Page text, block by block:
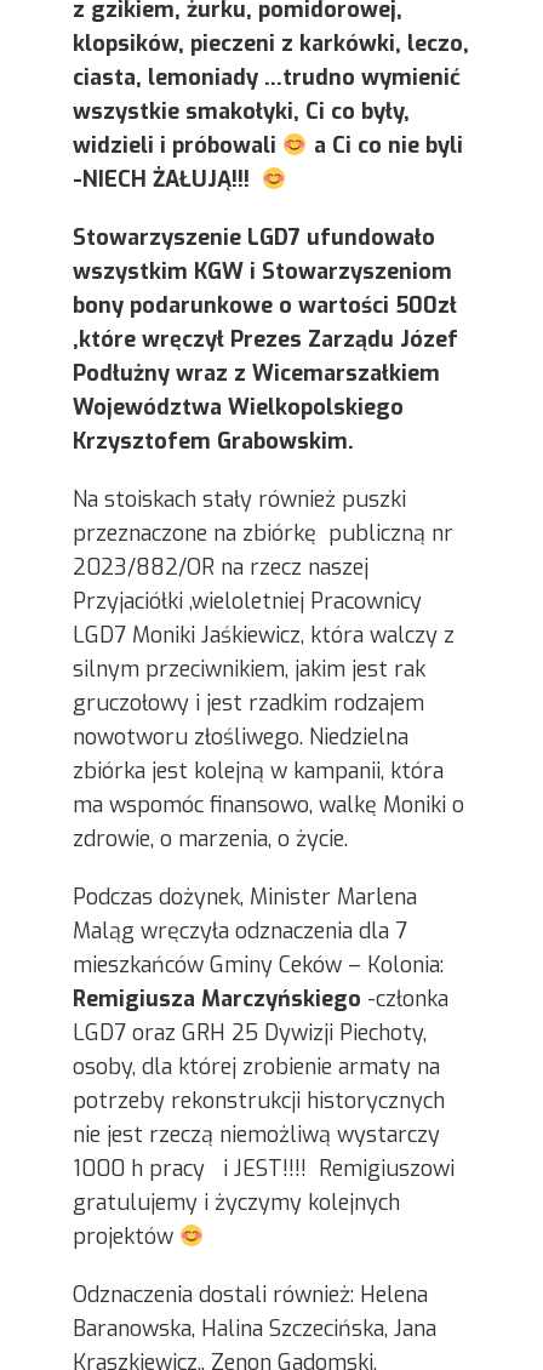
z gzikiem, żurku, pomidorowej,
klopsików, pieczeni z karkówki, leczo,
ciasta, lemoniady …trudno wymienić
wszystkie smakołyki, Ci co były,
widzieli i próbowali
a Ci co nie byli
-NIECH ŻAŁUJĄ!!!
Stowarzyszenie LGD7 ufundowało
wszystkim KGW i Stowarzyszeniom
bony podarunkowe o wartości 500zł
,które wręczył Prezes Zarządu Józef
Podłużny wraz z Wicemarszałkiem
Województwa Wielkopolskiego
Krzysztofem Grabowskim.
Na stoiskach stały również puszki
przeznaczone na zbiórkę publiczną nr
2023/882/OR na rzecz naszej
Przyjaciółki ,wieloletniej Pracownicy
LGD7 Moniki Jaśkiewicz, która walczy z
silnym przeciwnikiem, jakim jest rak
gruczołowy i jest rzadkim rodzajem
nowotworu złośliwego. Niedzielna
zbiórka jest kolejną w kampanii, która
ma wspomóc finansowo, walkę Moniki o
zdrowie, o marzenia, o życie.
Podczas dożynek, Minister Marlena
Maląg wręczyła odznaczenia dla 7
mieszkańców Gminy Ceków – Kolonia:
Remigiusza Marczyńskiego -członka
LGD7 oraz GRH 25 Dywizji Piechoty,
osoby, dla której zrobienie armaty na
potrzeby rekonstrukcji historycznych
nie jest rzeczą niemożliwą wystarczy
1000 h pracy i JEST!!!! Remigiuszowi
gratulujemy i życzymy kolejnych
projektów
Odznaczenia dostali również: Helena
Baranowska, Halina Szczecińska, Jana
Kraszkiewicz,, Zenon Gadomski,